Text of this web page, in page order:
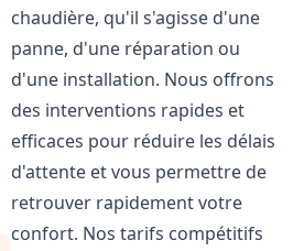
chaudière, qu'il s'agisse d'une
panne, d'une réparation ou
d'une installation. Nous offrons
des interventions rapides et
efficaces pour réduire les délais
d'attente et vous permettre de
retrouver rapidement votre
confort. Nos tarifs compétitifs